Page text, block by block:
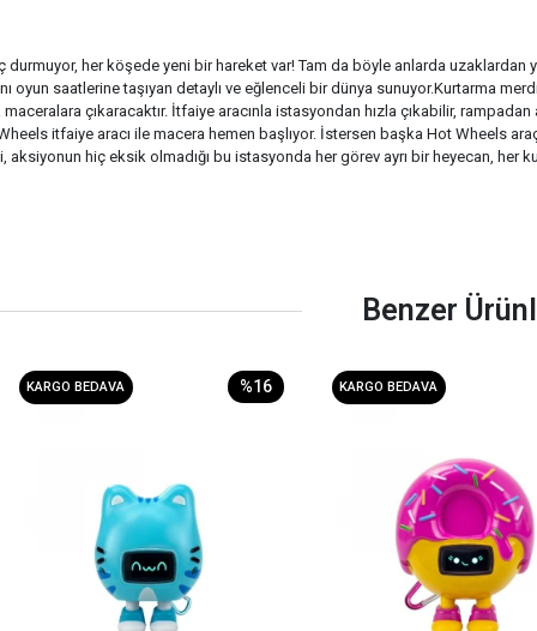
her köşede yeni bir hareket var! Tam da böyle anlarda
oyun saatlerine taşıyan detaylı ve eğlenceli bir dünya sunuyor.Kurtarma
çıkaracaktır. İtfaiye aracınla istasyondan hızla çıkabilir,
itfaiye aracı ile macera hemen başlıyor. İstersen başka Hot Wheels
hiç eksik olmadığı bu istasyonda her görev ayrı bir heyecan, her
Benzer
KARGO BEDAVA %16 KARGO BEDAVA